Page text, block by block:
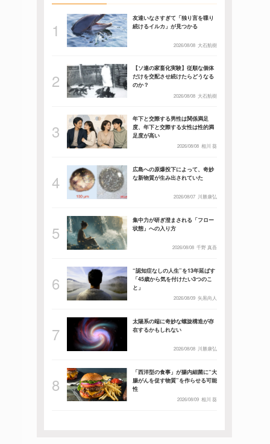
友達いなさすぎて「独り言を喋り
続けるイルカ」が見つかる
2026/08/08 大石航樹
【ソ連の家畜化実験】従順な個体
だけを交配させ続けたらどうなる
のか？
2026/08/08 大石航樹
年下と交際する男性は関係満足
度、年下と交際する女性は性的満
足度が高い
2026/08/08 相川 葵
広島への原爆投下によって、奇妙
な新物質が生み出されていた
2026/08/07 川勝康弘
集中力が研ぎ澄まされる「フロー
状態」への入り方
2026/08/08 千野 真吾
“認知症なしの人生”を13年延ばす
「45歳から気を付けたい3つのこ
と」
2026/08/09 矢黒尚人
太陽系の端に奇妙な螺旋構造が存
在するかもしれない
2026/08/08 川勝康弘
「西洋型の食事」が腸内細菌に“大
腸がんを促す物質”を作らせる可能
性
2026/08/09 相川 葵